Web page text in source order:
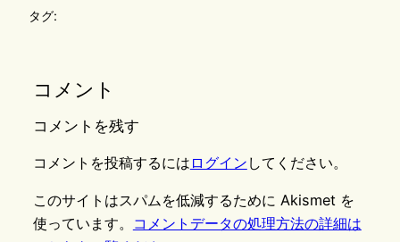
タグ:
コメント
コメントを残す
コメントを投稿するには ログイン してください。
このサイトはスパムを低減するために Akismet を
使っています。
コメントデータの処理方法の詳細は